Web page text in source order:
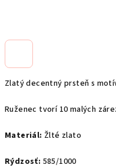
Zlatý decentný prsteň s
Ruženec tvorí 10 malých
Materiál: Žlté zlato
Rýdzosť: 585/1000